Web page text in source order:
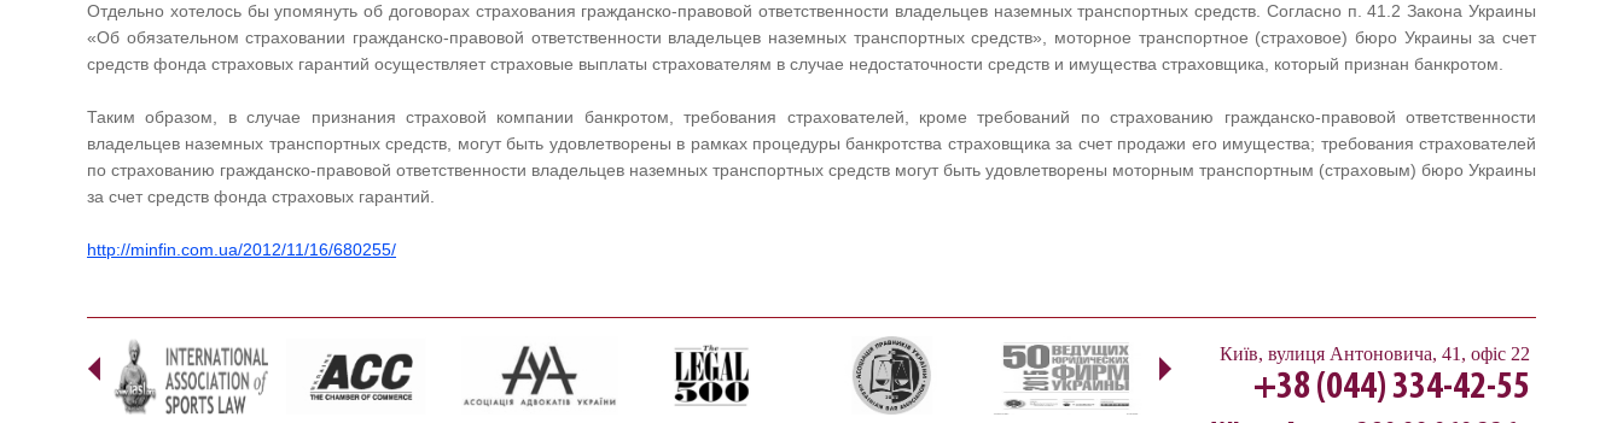
Отдельно хотелось бы упомянуть об договорах страхования гражданско-правовой ответственности владельцев наземных транспортных средств. Согласно п. 41.2 Закона Украины
«Об обязательном страховании гражданско-правовой ответственности владельцев наземных транспортных средств», моторное транспортное (страховое) бюро Украины за счет
средств фонда страховых гарантий осуществляет страховые выплаты страхователям в случае недостаточности средств и имущества страховщика, который признан банкротом.
Таким образом, в случае признания страховой компании банкротом, требования страхователей, кроме требований по страхованию гражданско-правовой ответственности
владельцев наземных транспортных средств, могут быть удовлетворены в рамках процедуры банкротства страховщика за счет продажи его имущества; требования страхователей
по страхованию гражданско-правовой ответственности владельцев наземных транспортных средств могут быть удовлетворены моторным транспортным (страховым) бюро Украины
за счет средств фонда страховых гарантий.
http://minfin.com.ua/2012/11/16/680255/
Київ, вулиця Антоновича, 41, офіс 22
+38 (044) 334-42-55